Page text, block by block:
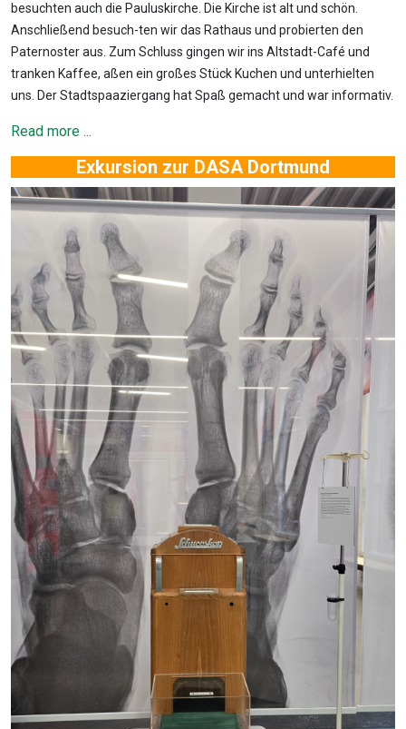
besuchten auch die Pauluskirche. Die Kirche ist alt und schön.
Anschließend besuch-ten wir das Rathaus und probierten den
Paternoster aus. Zum Schluss gingen wir ins Altstadt-Café und
tranken Kaffee, aßen ein großes Stück Kuchen und unterhielten
uns. Der Stadtspaaziergang hat Spaß gemacht und war informativ.
Read more ...
Exkursion zur DASA Dortmund